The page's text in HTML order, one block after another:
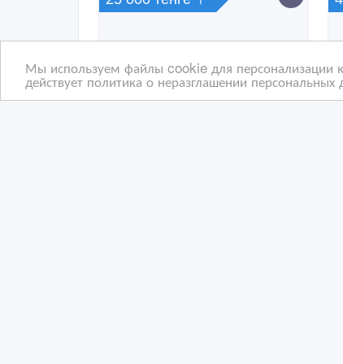
Мы используем файлы cookie для персонализации
действует политика о неразглашении